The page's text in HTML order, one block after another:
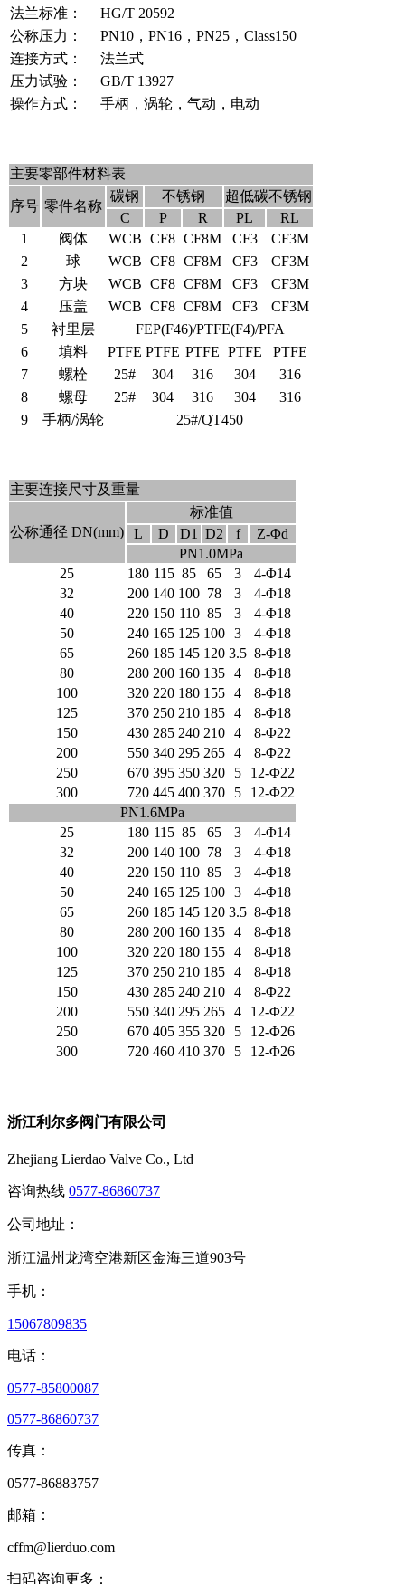
法兰标准：
HG/T 20592
公称压力：
PN10，PN16，PN25，Class150
连接方式：
法兰式
压力试验：
GB/T 13927
操作方式：
手柄，涡轮，气动，电动
主要零部件材料表
序号 零件名称
碳钢 不锈钢
超低碳不锈钢
C
P R PL
RL
1
阀体 WCB CF8 CF8M CF3
CF3M
2
球 WCB CF8 CF8M CF3
CF3M
3
方块 WCB CF8 CF8M CF3
CF3M
4
压盖 WCB CF8 CF8M CF3
CF3M
5
衬里层
FEP(F46)/PTFE(F4)/PFA
6
填料 PTFE PTFE PTFE PTFE
PTFE
7
螺栓 25# 304 316 304
316
8
螺母 25# 304 316 304
316
9
手柄/涡轮 25#/QT450
主要连接尺寸及重量
公称通径 DN(mm)
标准值
L
D D1 D2 f
Z-Φd
PN1.0MPa
25
180 115 85 65 3
4-Φ14
32
200 140 100 78 3
4-Φ18
40
220 150 110 85 3
4-Φ18
50
240 165 125 100 3
4-Φ18
65
260 185 145 120 3.5 8-Φ18
80
280 200 160 135 4
8-Φ18
100
320 220 180 155 4
8-Φ18
125
370 250 210 185 4
8-Φ18
150
430 285 240 210 4
8-Φ22
200
550 340 295 265 4
8-Φ22
250
670 395 350 320 5
12-Φ22
300
720 445 400 370 5
12-Φ22
PN1.6MPa
25
180 115 85 65 3
4-Φ14
32
200 140 100 78 3
4-Φ18
40
220 150 110 85 3
4-Φ18
50
240 165 125 100 3
4-Φ18
65
260 185 145 120 3.5 8-Φ18
80
280 200 160 135 4
8-Φ18
100
320 220 180 155 4
8-Φ18
125
370 250 210 185 4
8-Φ18
150
430 285 240 210 4
8-Φ22
200
550 340 295 265 4
12-Φ22
250
670 405 355 320 5
12-Φ26
300
720 460 410 370 5 12-Φ26
浙江利尔多阀门有限公司
Zhejiang Lierdao Valve Co., Ltd
咨询热线 0577-86860737
公司地址：
浙江温州龙湾空港新区金海三道903号
手机：
15067809835
电话：
0577-85800087
0577-86860737
传真：
0577-86883757
邮箱：
cffm@lierduo.com
扫码咨询更多：